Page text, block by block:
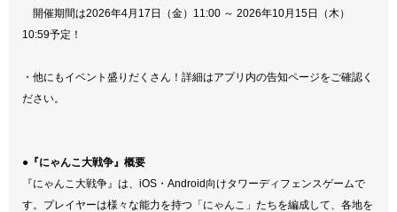
開催期間は2026年4月17日（金）11:00 ～ 2026年10月15日（木）
10:59予定！
・他にもイベント盛りだくさん！詳細はアプリ内の告知ページをご確認く
ださい。
●『にゃんこ大戦争』概要
『にゃんこ大戦争』は、iOS・Android向けタワーディフェンスゲームで
す。プレイヤーは様々な能力を持つ「にゃんこ」たちを編成して、各地を